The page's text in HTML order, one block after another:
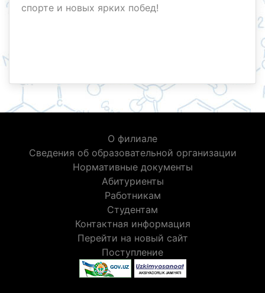
спорте и новых ярких побед!
О филиале
Сведения об образовательной организации
Нормативные документы
Абитуриенты
Работникам
Студентам
Контактная информация
Перейти на новый сайт
Поступление